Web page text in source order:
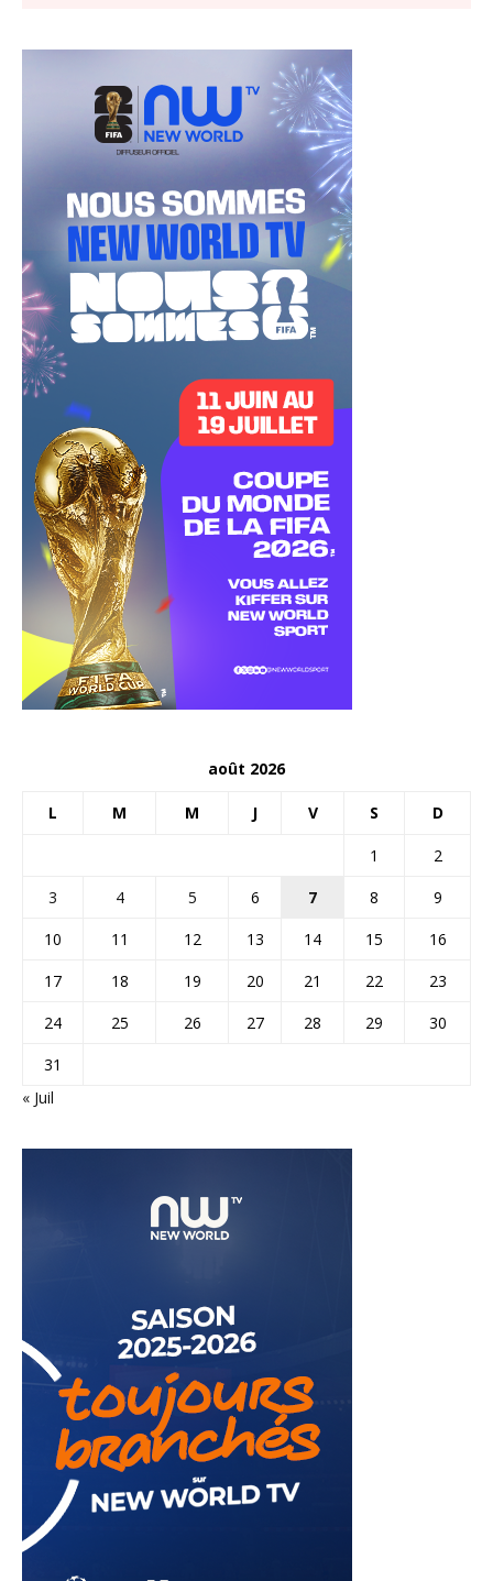
août 2026
L M M J V S D
1
2
3
4 5 6 7 8
9
10
11 12 13 14 15
16
17
18 19 20 21 22
23
24
25 26 27 28 29
30
31
« Juil